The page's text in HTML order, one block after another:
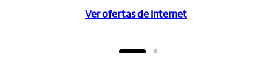
Ver ofertas de Internet